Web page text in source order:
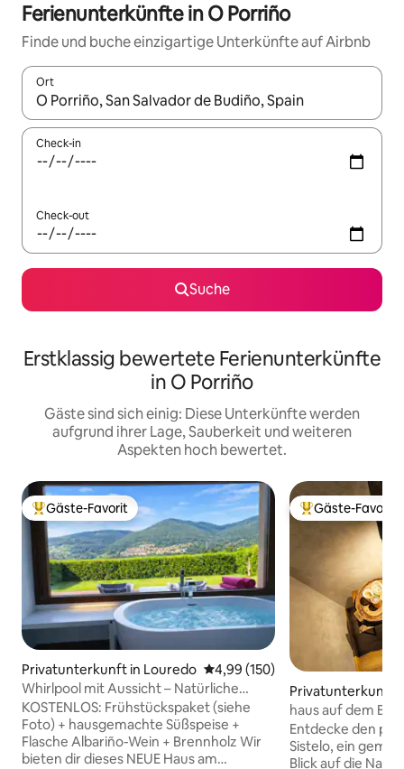
Ferienunterkünfte in O Porriño
Finde und buche einzigartige Unterkünfte auf Airbnb
Ort
Wenn Ergebnisse verfügbar sind, navigiere mit den
Check-in
Check-out
Suche
Erstklassig bewertete Ferienunterkünfte
in O Porriño
Gäste sind sich einig: Diese Unterkünfte werden
aufgrund ihrer Lage, Sauberkeit und weiteren
Aspekten hoch bewertet.
Beliebter Gäste-Favorit.
Gäste-Favorit
Privatunterkunft in Louredo Durchschnittliche Bewertung:
4,99 (150)
Whirlpool mit Aussicht – Natürliche
Entspannung in Vigo Rural, Mos
KOSTENLOS: Frühstückspaket (siehe
Foto) + hausgemachte Süßspeise +
Flasche Albariño-Wein + Brennholz Wir
bieten dir dieses NEUE Haus am
Beliebter Gäste-
Gäste-Favorit
Privatunterkunft
haus auf dem
Entdecke den
Sistelo, ein
Blick auf die